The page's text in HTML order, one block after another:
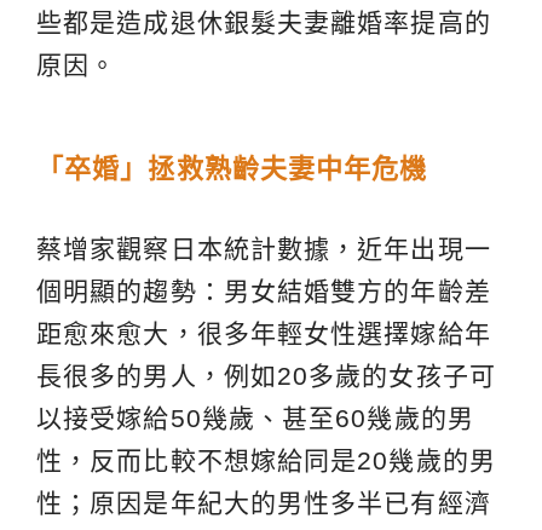
些都是造成退休銀髮夫妻離婚率提高的
原因。
「卒婚」拯救熟齡夫妻中年危機
蔡增家觀察日本統計數據，近年出現一
個明顯的趨勢：男女結婚雙方的年齡差
距愈來愈大，很多年輕女性選擇嫁給年
長很多的男人，例如20多歲的女孩子可
以接受嫁給50幾歲、甚至60幾歲的男
性，反而比較不想嫁給同是20幾歲的男
性；原因是年紀大的男性多半已有經濟